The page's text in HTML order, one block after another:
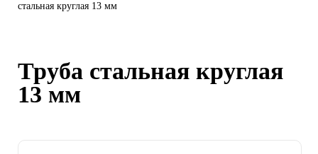
стальная круглая 13 мм
Труба стальная круглая
13 мм